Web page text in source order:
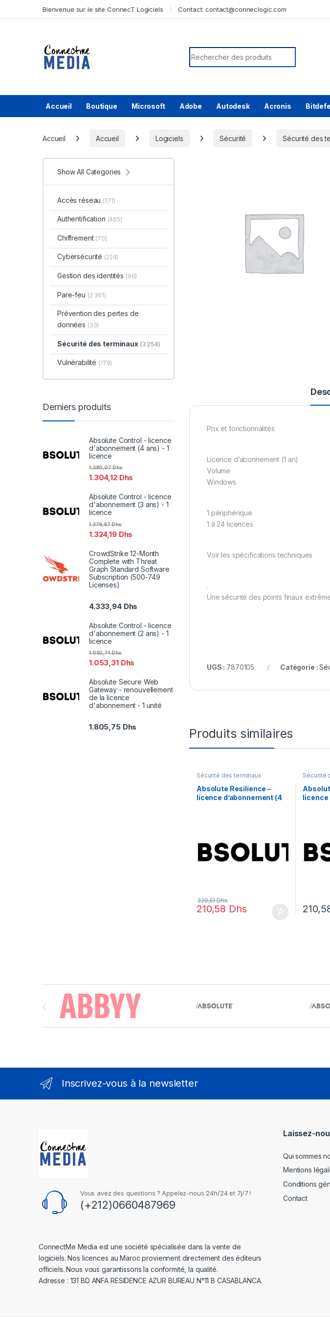
Bienvenue sur le site ConnecT Logiciels Contact:contact@conneclogic.com
Search for:
Accueil Boutique Microsoft Adobe Autodesk Acronis
Accueil Accueil Logiciels Sécurité Sécurité des
Prix et fonctionnalités
Licence d’abonnement (1 an)
Volume
Windows
1 périphérique
1 à 24 licences
Voir les spécifications techniques
.
Une sécurité des points finaux
UGS : 7870105 Catégorie :
Produits similaires
Sécurité des terminaux
Absolute Resilience –
licence d’abonnement (4
210,58 Dhs
220,51Dhs
Sécurité
licence
Show All Categories
Accès réseau (171)
Authentification (465)
Chiffrement (70)
Cybersécurité (224)
Gestion des identités (96)
Pare-feu (2 361)
Prévention des pertes de
données (33)
Sécurité des terminaux (3 254)
Vulnérabilité (179)
Derniers produits
Absolute Control - licence
d'abonnement (4 ans) - 1
licence
1.304,12 Dhs
1.380,07Dhs
Absolute Control - licence
d'abonnement (3 ans) - 1
licence
1.324,19 Dhs
1.379,87Dhs
CrowdStrike 12-Month
Complete with Threat
Graph Standard Software
Subscription (500-749
Licenses)
4.333,94 Dhs
Absolute Control - licence
d'abonnement (2 ans) - 1
licence
1.053,31 Dhs
1.092,74Dhs
Absolute Secure Web
Gateway - renouvellement
de la licence
d'abonnement - 1 unité
1.805,75 Dhs
Brands Carousel
Inscrivez-vous à la newsletter
Vous avez des questions ? Appelez-nous 24h/24 et 7j/7 !
(+212)0660487969
ConnectMe Media est une société spécialisée dans la vente de
logiciels. Nos licences au Maroc proviennent directement des éditeurs
officiels. Nous vous garantissons la conformité, la qualité.
Adresse : 131 BD ANFA RESIDENCE AZUR BUREAU N°11 B CASABLANCA.
Laissez-
Qui sommes
Mentions
Conditions
Contact